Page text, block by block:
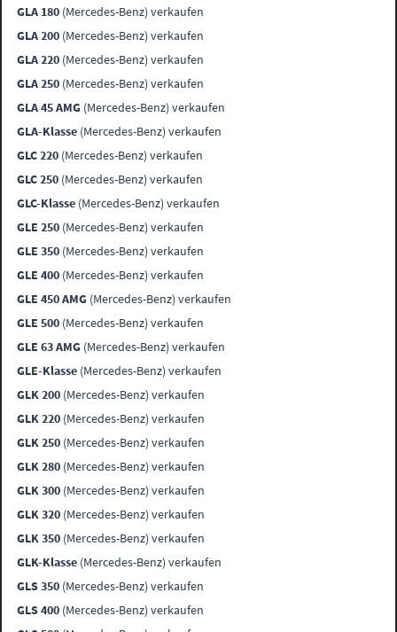
GLA 180 (Mercedes-Benz) verkaufen
GLA 200 (Mercedes-Benz) verkaufen
GLA 220 (Mercedes-Benz) verkaufen
GLA 250 (Mercedes-Benz) verkaufen
GLA 45 AMG (Mercedes-Benz) verkaufen
GLA-Klasse (Mercedes-Benz) verkaufen
GLC 220 (Mercedes-Benz) verkaufen
GLC 250 (Mercedes-Benz) verkaufen
GLC-Klasse (Mercedes-Benz) verkaufen
GLE 250 (Mercedes-Benz) verkaufen
GLE 350 (Mercedes-Benz) verkaufen
GLE 400 (Mercedes-Benz) verkaufen
GLE 450 AMG (Mercedes-Benz) verkaufen
GLE 500 (Mercedes-Benz) verkaufen
GLE 63 AMG (Mercedes-Benz) verkaufen
GLE-Klasse (Mercedes-Benz) verkaufen
GLK 200 (Mercedes-Benz) verkaufen
GLK 220 (Mercedes-Benz) verkaufen
GLK 250 (Mercedes-Benz) verkaufen
GLK 280 (Mercedes-Benz) verkaufen
GLK 300 (Mercedes-Benz) verkaufen
GLK 320 (Mercedes-Benz) verkaufen
GLK 350 (Mercedes-Benz) verkaufen
GLK-Klasse (Mercedes-Benz) verkaufen
GLS 350 (Mercedes-Benz) verkaufen
GLS 400 (Mercedes-Benz) verkaufen